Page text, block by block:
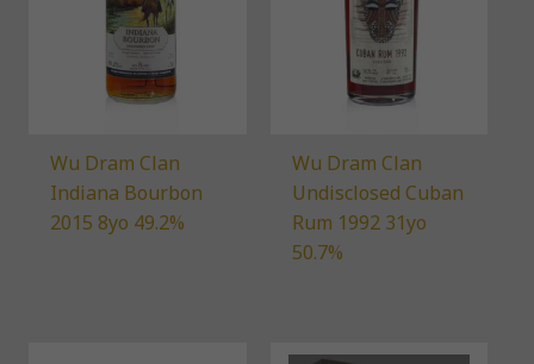
Wu Dram Clan
Indiana Bourbon
2015 8yo 49.2%
Wu Dram Clan
Undisclosed Cuban
Rum 1992 31yo
50.7%